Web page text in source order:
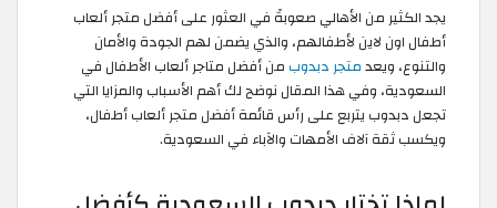
يجد الكثير من الأهالي صعوبةً في العثور على أفضل متجر ألعاب
أطفال اون لاين لأطفالهم، والذي يضمن لهم الجودة والأمان
والتنوع، ويعدمتجر دبدوبمن أفضل متاجر ألعاب الأطفال في
السعودية، وفي هذا المقال نوضح لك أهم الأسباب والمزايا التي
تجعل دبدوب يتربع على رأس قائمة أفضل متجر ألعاب أطفال،
ويكسب ثقة آلاف الأمهات والآباء في السعودية.